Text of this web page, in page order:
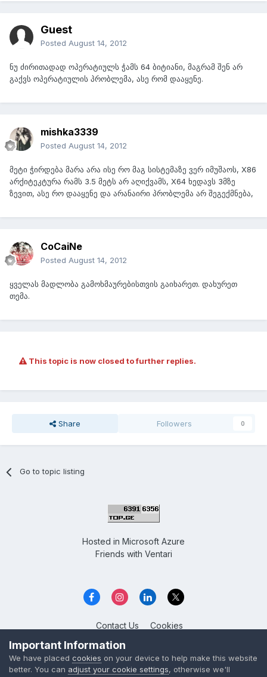
Guest
Posted August 14, 2012
ნუ ძირითადად ოპერატიულს ჭამს 64 ბიტიანი, მაგრამ შენ არ
გაქვს ოპერატიულის პრობლემა, ასე რომ დააყენე.
mishka3339
Posted August 14, 2012
მეტი ჭირდება მარა არა ისე რო მაგ სისტემაზე ვერ იმუშაოს, X86
არქიტეკტურა რამს 3.5 მეტს არ აღიქვამს, X64 ხედავს 3მზე
ზევით, ასე რო დააყენე და არანაირი პრობლემა არ შეგექმნება,
CoCaiNe
Posted August 14, 2012
ყველას მადლობა გამოხმაურებისთვის გაიხარეთ. დახურეთ
თემა.
This topic is now closed to further replies.
Share Followers 0
Go to topic listing
Hosted in Microsoft Azure
Friends with Ventari
Contact Us Cookies
Overclockers GE
Powered by Invision Community
Important Information
We have placed cookies on your device to help make this website
better. You can adjust your cookie settings, otherwise we'll